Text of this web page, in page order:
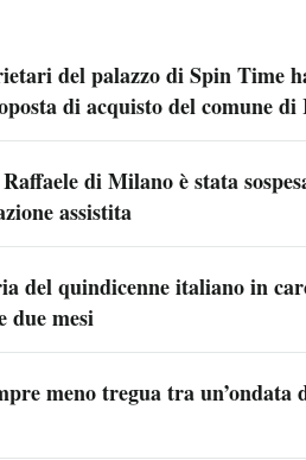
del palazzo di Spin Time
di acquisto del comune di
di Milano è stata
assistita
del quindicenne italiano in
due mesi
meno tregua tra un’ondata